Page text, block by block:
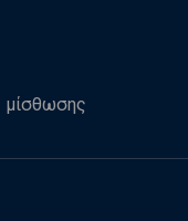
μίσθωσης